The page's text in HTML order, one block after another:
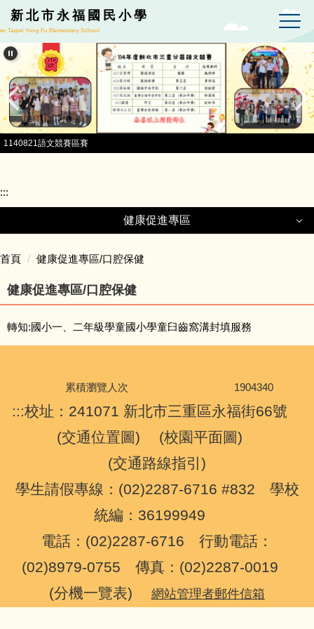
跳到主要內容區
新北市永福國民小學
Taipei Yong Fu Elementary School
1140821語文競賽區賽
:::
健康促進專區
健康促進計畫
視力保健
健康體位-營養教育
正確用藥
菸檳防制
安全急救教育
首頁 健康促進專區/口腔保健
健康促進專區/口腔保健
轉知:國小一、二年級學童國小學童臼齒窩溝封填服務
累積瀏覽人次 1904340
:::校址：241071 新北市三重區永福街66號
(交通位置圖) (校園平面圖)
(交通路線指引 )
學生請假專線：(02)2287-6716 #832 學校
統編：36199949
電話：(02)2287-6716 行動電話：
(02)8979-0755 傳真：(02)2287-0019
(分機一覽表) 網站管理者郵件信箱